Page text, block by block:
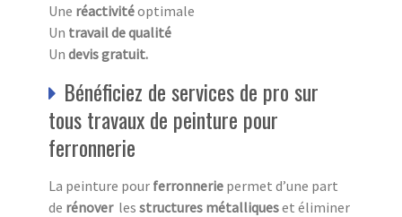
Une réactivitéoptimale
Un travail de qualité
Un devis gratuit.
Bénéficiez de services de pro sur
tous travaux de peinture pour
ferronnerie
La peinture pour ferronnerie permet d’une part
de rénover les structures métalliqueset éliminer